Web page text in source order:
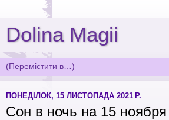
Dolina Magii
ПОНЕДІЛОК, 15 ЛИСТОПАДА 2021 Р.
Сон в ночь на 15 ноября